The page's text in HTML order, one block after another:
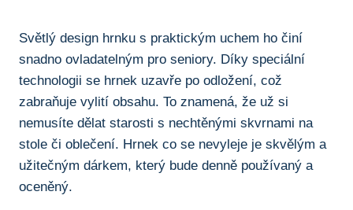
Světlý design⁢ hrnku s praktickým uchem ho činí
snadno ‍ovladatelným pro seniory. Díky speciální
technologii se hrnek uzavře po odložení, což
⁢zabraňuje​ vylití obsahu. To ‌znamená, že⁣ už si ​
nemusíte dělat starosti ⁤s nechtěnými skvrnami na
stole či oblečení. ​Hrnek co se nevyleje⁢ je ‍skvělým a
užitečným dárkem, který bude‍ denně používaný ‍a
oceněný.